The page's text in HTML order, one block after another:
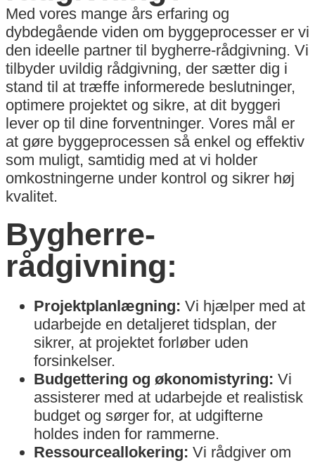
Med vores mange års erfaring og
dybdegående viden om byggeprocesser er vi
den ideelle partner til bygherre-rådgivning. Vi
tilbyder uvildig rådgivning, der sætter dig i
stand til at træffe informerede beslutninger,
optimere projektet og sikre, at dit byggeri
lever op til dine forventninger. Vores mål er
at gøre byggeprocessen så enkel og effektiv
som muligt, samtidig med at vi holder
omkostningerne under kontrol og sikrer høj
kvalitet.
Bygherre-
rådgivning:
Projektplanlægning: Vi hjælper med at
udarbejde en detaljeret tidsplan, der
sikrer, at projektet forløber uden
forsinkelser.
Budgettering og økonomistyring: Vi
assisterer med at udarbejde et realistisk
budget og sørger for, at udgifterne
holdes inden for rammerne.
Ressourceallokering: Vi rådgiver om